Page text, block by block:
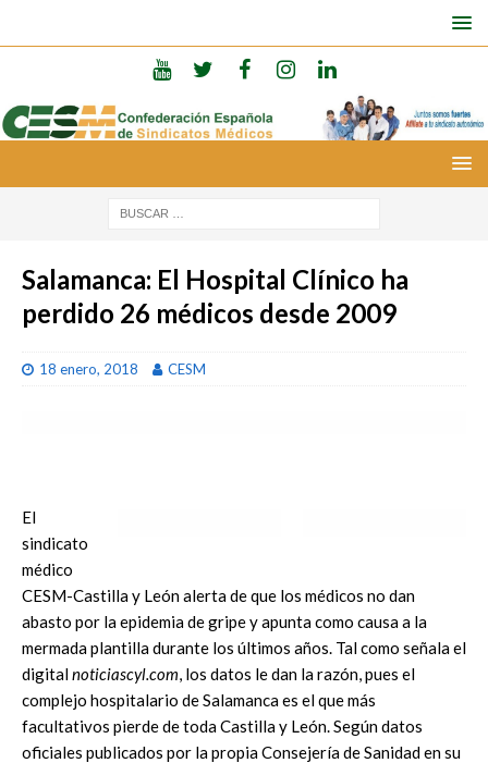
Salamanca: El Hospital Clínico ha
perdido 26 médicos desde 2009
18 enero, 2018 CESM
El
sindicato
médico
CESM-Castilla y León alerta de que los médicos no dan
abasto por la epidemia de gripe y apunta como causa a la
mermada plantilla durante los últimos años. Tal como señala el
digitalnoticiascyl.com, los datos le dan la razón, pues el
complejo hospitalario de Salamanca es el que más
facultativos pierde de toda Castilla y León. Según datos
oficiales publicados por la propia Consejería de Sanidad en su